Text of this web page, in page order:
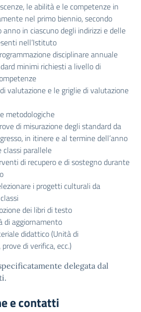
le abilità e le competenze in
nel primo biennio, secondo
in ciascuno degli indirizzi e delle
nell’Istituto
disciplinare annuale
minimi richiesti a livello di
valutazione e le griglie di valutazione
metodologiche
di misurazione degli standard da
in itinere e al termine dell’anno
classi parallele
di recupero e di sostegno durante
i progetti culturali da
dei libri di testo
di aggiornamento
didattico (Unità di
di verifica, ecc.)
delegata dal
e contatti